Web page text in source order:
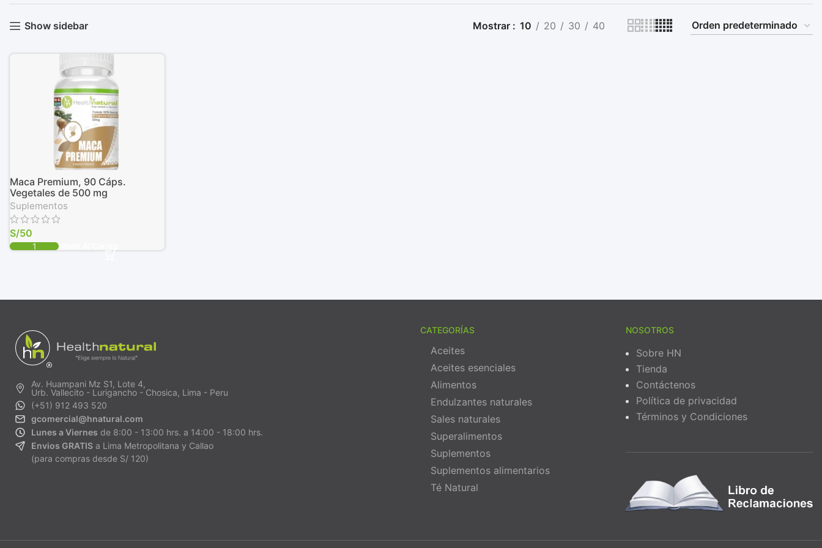
Show sidebar Mostrar 10 20 30 40
Maca Premium, 90 Cáps.
Vegetales de 500 mg
Suplementos
S/50
Añadir Al Carrito
Av. Huampani Mz S1, Lote 4,
Urb. Vallecito - Lurigancho - Chosica, Lima - Peru
(+51) 912 493 520
gcomercial@hnatural.com
Lunes a Viernes de 8:00 - 13:00 hrs. a 14:00 - 18:00 hrs.
Envios GRATIS a Lima Metropolitana y Callao
(para compras desde S/ 120)
CATEGORÍAS
Aceites
Aceites esenciales
Alimentos
Endulzantes naturales
Sales naturales
Superalimentos
Suplementos
Suplementos alimentarios
Té Natural
NOSOTROS
Sobre HN
Tienda
Contáctenos
Política de privacidad
Términos y Condiciones